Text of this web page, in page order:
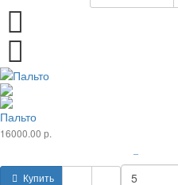
Пальто
16000.00 р.
Купить
–